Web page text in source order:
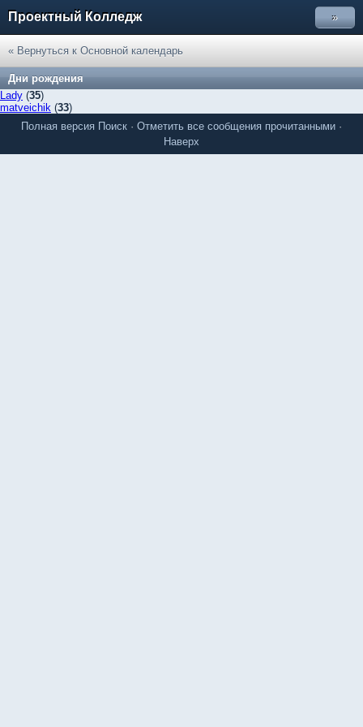
Проектный Колледж »
« Вернуться к Основной календарь
Дни рождения
Lady (35)
matveichik (33)
Полная версия Поиск · Отметить все сообщения прочитанными ·
Наверх